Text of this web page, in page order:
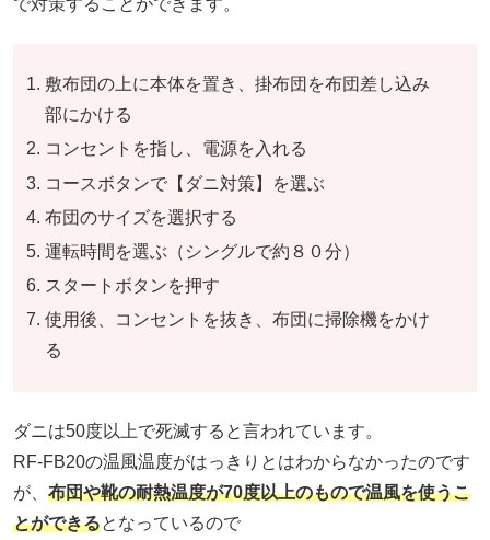
敷布団の上に本体を置き、掛布団を布団差し込み
部にかける
コンセントを指し、電源を入れる
コースボタンで【ダニ対策】を選ぶ
布団のサイズを選択する
運転時間を選ぶ（シングルで約８０分）
スタートボタンを押す
使用後、コンセントを抜き、布団に掃除機をかけ
る
ダニは50度以上で死滅すると言われています。
RF-FB20の温風温度がはっきりとはわからなかったのです
が、 布団や靴の耐熱温度が70度以上のもので温風を使うこ
とができるとなっているので